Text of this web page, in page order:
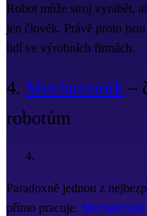
Robot může stroj vyrábět,
jen člověk. Právě proto
lidí ve výrobních firmách.
4. Mechatronik –
robotům
Paradoxně jednou z
přímo pracuje. Mechatronik